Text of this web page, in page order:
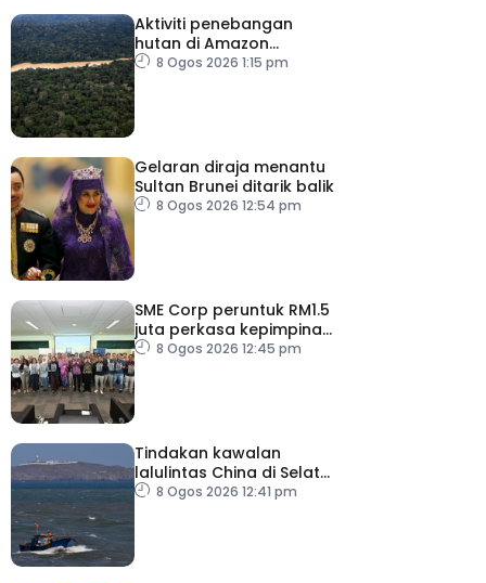
Aktiviti penebangan
hutan di Amazon
merosot dalam tempoh
8 Ogos 2026 1:15 pm
Gelaran diraja menantu
Sultan Brunei ditarik balik
8 Ogos 2026 12:54 pm
SME Corp peruntuk RM1.5
juta perkasa kepimpinan
90 PMKS
8 Ogos 2026 12:45 pm
Tindakan kawalan
lalulintas China di Selat
Taiwan ‘tidak masuk akal’
8 Ogos 2026 12:41 pm